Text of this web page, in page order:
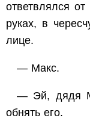
ответвлялся
руках, в
лице.
— Макс.
— Эй, дядя
обнять его.